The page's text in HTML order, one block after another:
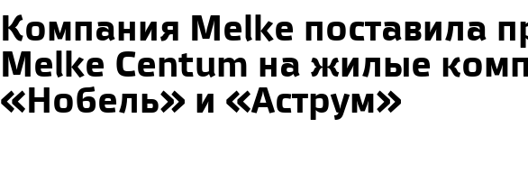
Компания Melke поставила
Melke Centum на жилые
«Нобель» и «Аструм»